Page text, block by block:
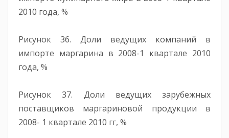
2010 года, %
Рисунок 36. Доли ведущих компаний в
импорте маргарина в 2008-1 квартале 2010
года, %
Рисунок 37. Доли ведущих зарубежных
поставщиков маргариновой продукции в
2008- 1 квартале 2010 гг, %